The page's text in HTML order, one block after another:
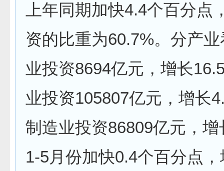
上年同期加快4.4个百分点
资的比重为60.7%。分产
业投资8694亿元，增长
业投资105807亿元，增长
制造业投资86809亿元，
1-5月份加快0.4个百分点